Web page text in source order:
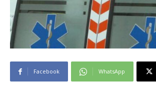
Facebook WhatsApp